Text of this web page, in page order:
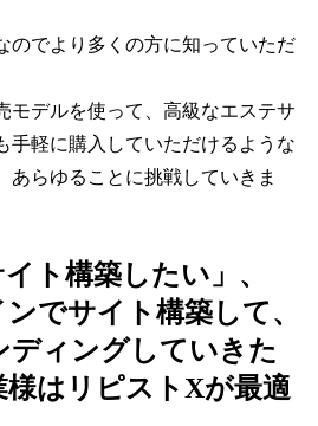
のでより多くの方に知っていただ
モデルを使って、高級なエステサ
手軽に購入していただけるような
あらゆることに挑戦していきま
ト構築したい」、
ンでサイト構築して、
ディングしていきた
はリピストXが最適